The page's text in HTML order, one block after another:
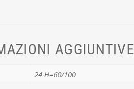
AGGIUNTIVE
24 H=60/100